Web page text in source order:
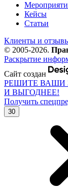
Кейсы
Статьи
Клиенты и
© 2005-2026.
Раскрытие
Сайт создан
РЕШИТЕ ВАШИ
И ВЫГОДНЕЕ!
Получить
30